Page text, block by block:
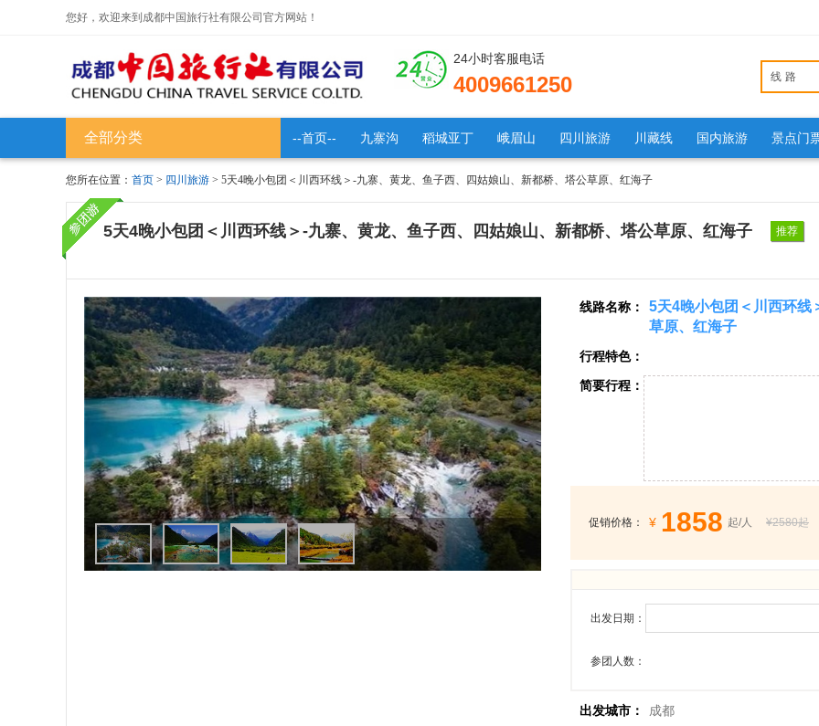
您好，欢迎来到成都中国旅行社有限公司官方网站！
24小时客服电话
4009661250 线路
全部分类 --首页-- 九寨沟 稻城亚丁 峨眉山 四川旅游 川藏线 国内旅游 景点门
您所在位置： 首页 > 四川旅游 > 5天4晚小包团＜川西环线＞-九寨、黄龙、鱼子西、四姑娘山、新都桥、塔公草原、红海子
5天4晚小包团＜川西环线＞-九寨、黄龙、鱼子西、四姑娘山、新都桥、塔公草原、红海子 推荐
线路名称：
5天4晚小包团＜川西环线
草原、红海子
行程特色：
简要行程：
促销价格： ¥ 1858 起/人 ¥2580起
出发日期：
参团人数：
出发城市：
成都